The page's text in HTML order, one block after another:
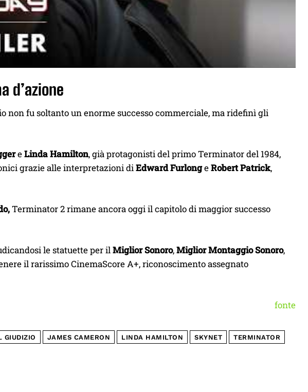
d’azione
non fu soltanto un enorme successo commerciale, ma ridefinì gli
eLinda Hamilton, già protagonisti del primo Terminator del 1984,
grazie alle interpretazioni diEdward FurlongeRobert Patrick,
Terminator 2 rimane ancora oggi il capitolo di maggior successo
le statuette per ilMiglior Sonoro,Miglior Montaggio Sonoro,
il rarissimo CinemaScore A+, riconoscimento assegnato
fonte
GIUDIZIO JAMES CAMERON LINDA HAMILTON SKYNET
TERMINATOR